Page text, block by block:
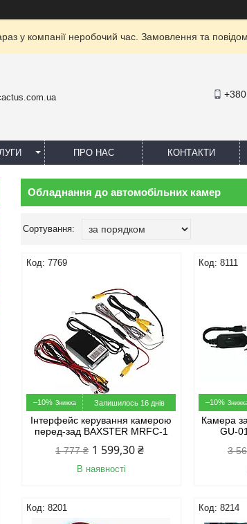
у компанії неробочий час. Замовлення та
ПРО НАС КОНТАКТИ
Обладнання до автомобільних камер
7769
–10% Залишилось 16 днів
Інтерфейс керування камерою
перед-зад BAXSTER MRFC-1
1 777 ₴ 1 599,30 ₴
В наявності
8111
–10%
Камера
GU-
3
8201 8214